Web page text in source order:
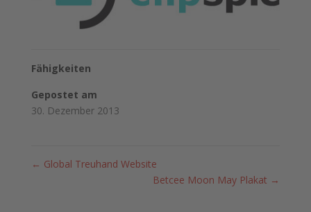
Fähigkeiten
Gepostet am
30. Dezember 2013
← Global Treuhand Website
Betcee Moon May Plakat →